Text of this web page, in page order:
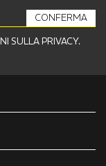
SULLA PRIVACY.
CONFERMA